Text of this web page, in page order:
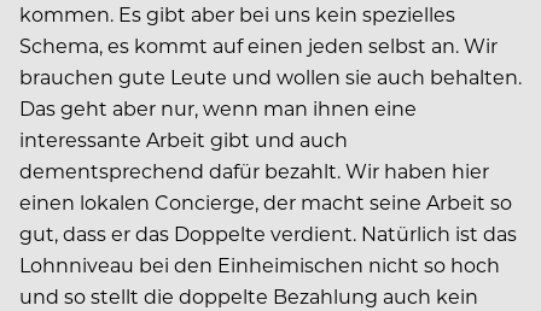
kommen. Es gibt aber bei uns kein spezielles
Schema, es kommt auf einen jeden selbst an. Wir
brauchen gute Leute und wollen sie auch behalten.
Das geht aber nur, wenn man ihnen eine
interessante Arbeit gibt und auch
dementsprechend dafür bezahlt. Wir haben hier
einen lokalen Concierge, der macht seine Arbeit so
gut, dass er das Doppelte verdient. Natürlich ist das
Lohnniveau bei den Einheimischen nicht so hoch
und so stellt die doppelte Bezahlung auch kein